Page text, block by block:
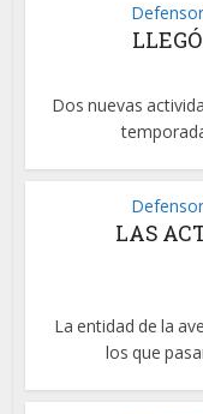
Dos nuevas
LAS
La entidad de la
los que